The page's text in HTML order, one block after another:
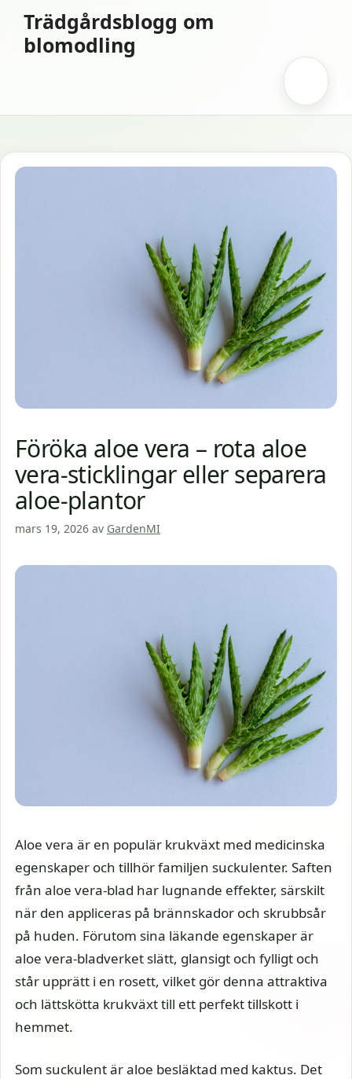
innehåll
Trädgårdsblogg om
blomodling
Föröka aloe vera – rota aloe
vera-sticklingar eller separera
aloe-plantor
mars 19, 2026 av GardenMI
Aloe vera är en populär krukväxt med medicinska
egenskaper och tillhör familjen suckulenter. Saften
från aloe vera-blad har lugnande effekter, särskilt
när den appliceras på brännskador och skrubbsår
på huden. Förutom sina läkande egenskaper är
aloe vera-bladverket slätt, glansigt och fylligt och
står upprätt i en rosett, vilket gör denna attraktiva
och lättskötta krukväxt till ett perfekt tillskott i
hemmet.
Som suckulent är aloe besläktad med kaktus. Det